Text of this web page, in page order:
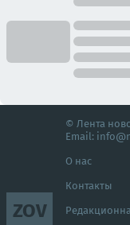
ZOV
© Лента
Email:
О нас
Контакты